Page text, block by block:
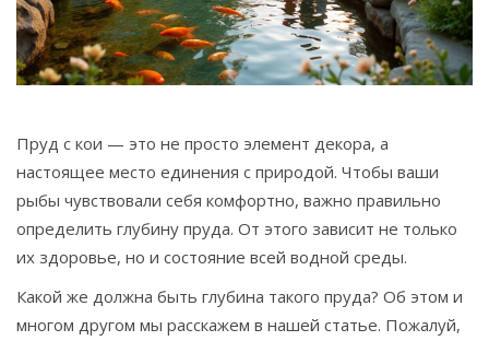
Связаться
© 2026. Все права защищены.
Пруд с кои — это не просто элемент декора, а
настоящее место единения с природой. Чтобы ваши
рыбы чувствовали себя комфортно, важно правильно
определить глубину пруда. От этого зависит не только
их здоровье, но и состояние всей водной среды.
Какой же должна быть глубина такого пруда? Об этом и
многом другом мы расскажем в нашей статье. Пожалуй,